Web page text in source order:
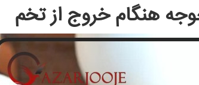
هنگام خروج از تخم